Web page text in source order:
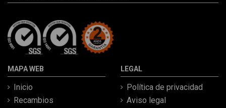
MAPA WEB
Inicio
Recambios
LEGAL
Política de privacidad
Aviso legal